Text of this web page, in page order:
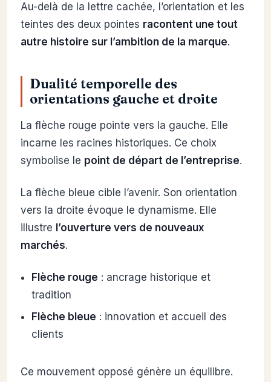
Au-delà de la lettre cachée, l’orientation et les
teintes des deux pointes racontent une tout
autre histoire sur l’ambition de la marque.
Dualité temporelle des
orientations gauche et droite
La flèche rouge pointe vers la gauche. Elle
incarne les racines historiques. Ce choix
symbolise le point de départ de l’entreprise.
La flèche bleue cible l’avenir. Son orientation
vers la droite évoque le dynamisme. Elle
illustre l’ouverture vers de nouveaux
marchés.
Flèche rouge : ancrage historique et
tradition
Flèche bleue : innovation et accueil des
clients
Ce mouvement opposé génère un équilibre.